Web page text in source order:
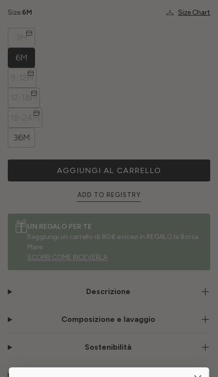
Size Chart
Size:6M
3M
6M
9-12M
12-18M
18-24M
36M
AGGIUNGI AL CARRELLO
ADD TO REGISTRY
UN REGALO PER TE
Raggiungi un carrello di 80€ e ricevi in REGALO la Borsa
Mare.
SCOPRI COME RICEVERLA
Descrizione
Composizione e lavaggio
Sostenibilità